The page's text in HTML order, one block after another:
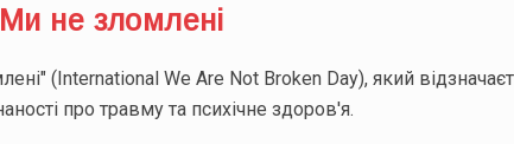
не зломлені
(International We Are Not Broken Day), який
про травму та психічне здоров'я.